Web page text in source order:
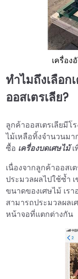
เครื่อง
ทำไมถึงเลือก
ออสเตรเลีย?
ลูกค้าออสเตรเลียมีโ
ไม้เหลือทิ้งจำนวนม
ซื้อ เครื่องบดเศษไม้เ
เนื่องจากลูกค้าออสเ
ประมวลผลไปใช้ซ้ำ
ขนาดของเศษไม้ เรา
สามารถประมวลผลเ
หน้าจอที่แตกต่างกัน